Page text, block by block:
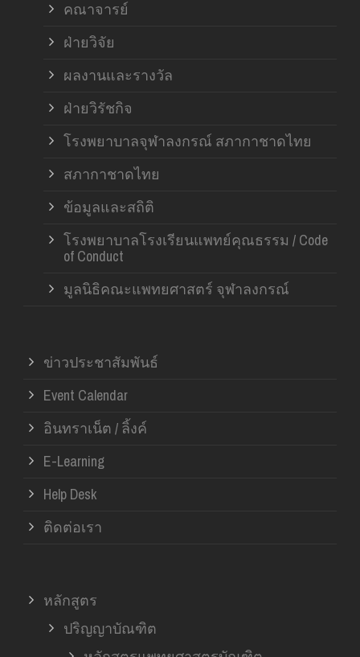
คณาจารย์
ฝ่ายวิจัย
ผลงานและรางวัล
ฝ่ายวิรัชกิจ
โรงพยาบาลจุฬาลงกรณ์ สภากาชาดไทย
สภากาชาดไทย
ข้อมูลและสถิติ
โรงพยาบาลโรงเรียนแพทย์คุณธรรม / Code
of Conduct
มูลนิธิคณะแพทยศาสตร์ จุฬาลงกรณ์
ข่าวประชาสัมพันธ์
Event Calendar
อินทราเน็ต / ลิ้งค์
E-Learning
Help Desk
ติดต่อเรา
หลักสูตร
ปริญญาบัณฑิต